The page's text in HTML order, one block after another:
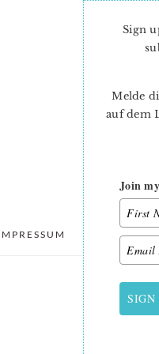
PRIMARY
SIDEBAR
Sign
Melde
auf dem
Join
SIGN